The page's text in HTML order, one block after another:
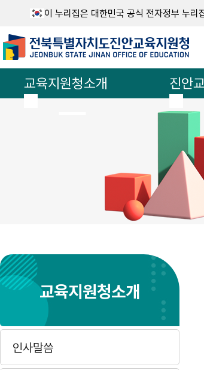
이 누리집은 대한민국 공식 전자정부 누리
교육지원청소개 진안
교육지원청소개
인사말씀